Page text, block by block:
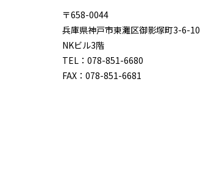
〒658-0044
兵庫県神戸市東灘区御影塚町3-6-10
NKビル3階
TEL： 078-851-6680
FAX： 078-851-6681